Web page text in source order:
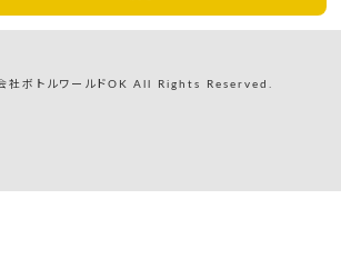
ボトルワールドOK All Rights Reserved.